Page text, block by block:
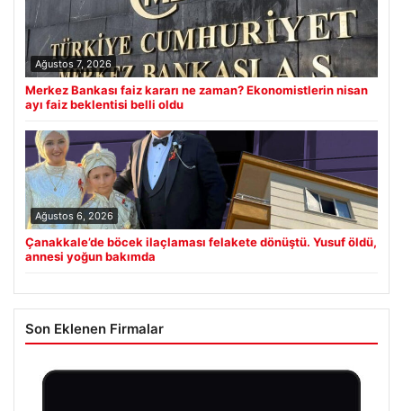
Ağustos 7, 2026
Merkez Bankası faiz kararı ne zaman? Ekonomistlerin nisan
ayı faiz beklentisi belli oldu
Ağustos 6, 2026
Çanakkale’de böcek ilaçlaması felakete dönüştü. Yusuf öldü,
annesi yoğun bakımda
Son Eklenen Firmalar